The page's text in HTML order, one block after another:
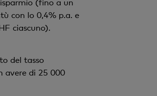
(fino a un
con lo 0,4% p.a. e
ciascuno).
del tasso
avere di 25 000